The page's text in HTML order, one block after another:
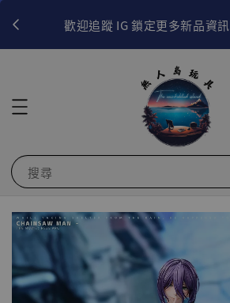
歡迎追蹤 IG 鎖定更多新品資訊
搜尋